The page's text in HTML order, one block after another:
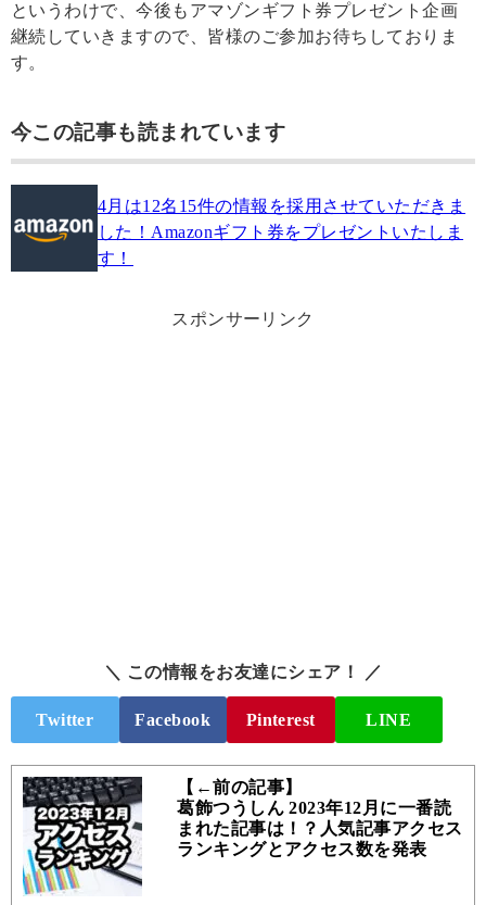
というわけで、今後もアマゾンギフト券プレゼント企画
継続していきますので、皆様のご参加お待ちしておりま
す。
今この記事も読まれています
4月は12名15件の情報を採用させていただきま
した！Amazonギフト券をプレゼントいたしま
す！
スポンサーリンク
＼ この情報をお友達にシェア！ ／
Twitter Facebook Pinterest LINE
【←前の記事】
葛飾つうしん 2023年12月に一番読
まれた記事は！？人気記事アクセス
ランキングとアクセス数を発表